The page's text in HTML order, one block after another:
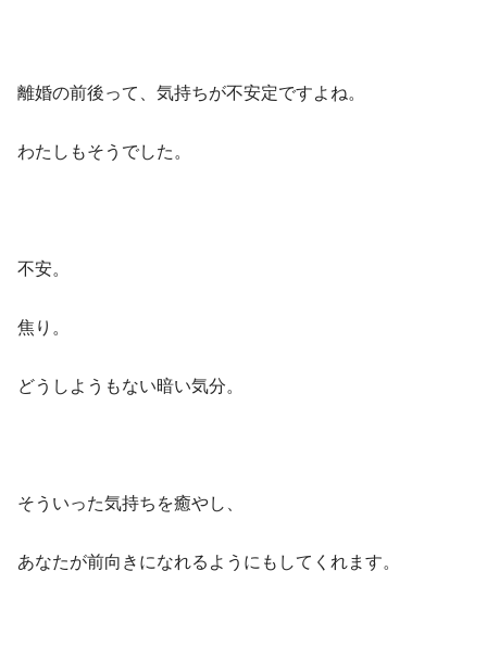
離婚の前後って、気持ちが不安定ですよね。
わたしもそうでした。
不安。
焦り。
どうしようもない暗い気分。
そういった気持ちを癒やし、
あなたが前向きになれるようにもしてくれます。